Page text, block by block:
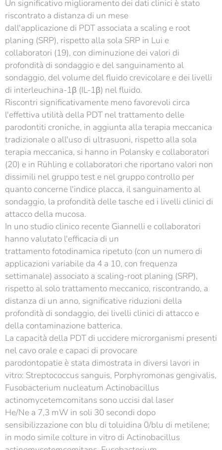
Un significativo miglioramento dei dati clinici è stato
riscontrato a distanza di un mese
dall'applicazione di PDT associata a scaling e root
planing (SRP), rispetto alla sola SRP in Lui e
collaboratori (19), con diminuzione dei valori di
profondità di sondaggio e del sanguinamento al
sondaggio, del volume del fluido crevicolare e dei livelli
di interleuchina-1β (IL-1β) nel fluido.
Riscontri significativamente meno favorevoli circa
l'effettiva utilità della PDT nel trattamento delle
parodontiti croniche, in aggiunta alla terapia meccanica
tradizionale o all'uso di ultrasuoni, rispetto alla sola
terapia meccanica, si hanno in Polansky e collaboratori
(20) e in Rühling e collaboratori che riportano valori non
dissimili nel gruppo test e nel gruppo controllo per
quanto concerne l'indice placca, il sanguinamento al
sondaggio, la profondità delle tasche ed i livelli clinici di
attacco della mucosa.
In uno studio clinico recente Giannelli e collaboratori
hanno valutato l'efficacia di un
trattamento fotodinamica ripetuto (con un numero di
applicazioni variabile da 4 a 10, con frequenza
settimanale) associato a scaling-root planing (SRP),
rispetto al solo trattamento meccanico, riscontrando, a
distanza di un anno, significative riduzioni della
profondità di sondaggio, dei livelli clinici di attacco e
della contaminazione batterica.
La capacità della PDT di uccidere microrganismi presenti
nel cavo orale e capaci di provocare
parodontopatie è stata dimostrata in diversi lavori in
vitro: Streptococcus sanguis, Porphyromonas gengivalis,
Fusobacterium nucleatum Actinobacillus
actinomycetemcomitans sono uccisi dal laser
He/Ne a 7,3 mW in soli 30 secondi dopo
sensibilizzazione con blu di toluidina 0/blu di metilene;
in modo simile colture in vitro di Actinobacillus